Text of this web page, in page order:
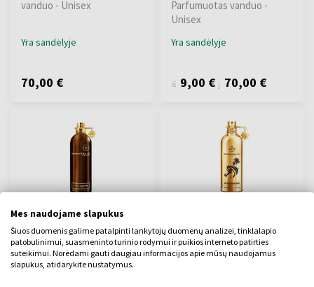
vanduo - Unisex
Yra sandėlyje
70,00 €
Parfumuotas vanduo -
Unisex
Yra sandėlyje
iš 9,00 € į 70,00 €
Montale Full Incense
Parfumuotas vanduo
100ml - Parfumuotas
vanduo - Unisex
Parfumuotas vanduo
Iš 50ml - į 100ml -
Parfumuotas vanduo -
Mes naudojame slapukus
Šiuos duomenis galime patalpinti lankytojų duomenų analizei, tinklalapio
patobulinimui, suasmeninto turinio rodymui ir puikios interneto patirties
suteikimui. Norėdami gauti daugiau informacijos apie mūsų naudojamus
slapukus, atidarykite nustatymus.